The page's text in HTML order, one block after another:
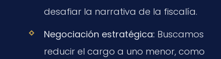
desafiar la narrativa de la fiscalía.
Negociación estratégica: Buscamos
reducir el cargo a uno menor, como